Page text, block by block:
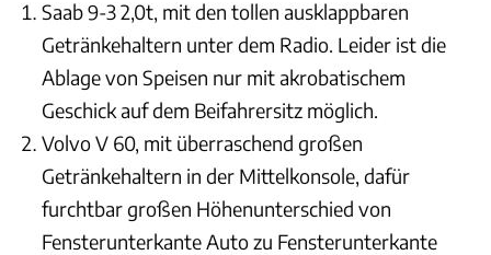
Saab 9-3 2,0t, mit den tollen ausklappbaren
Getränkehaltern unter dem Radio. Leider ist die
Ablage von Speisen nur mit akrobatischem
Geschick auf dem Beifahrersitz möglich.
Volvo V 60, mit überraschend großen
Getränkehaltern in der Mittelkonsole, dafür
furchtbar großen Höhenunterschied von
Fensterunterkante Auto zu Fensterunterkante